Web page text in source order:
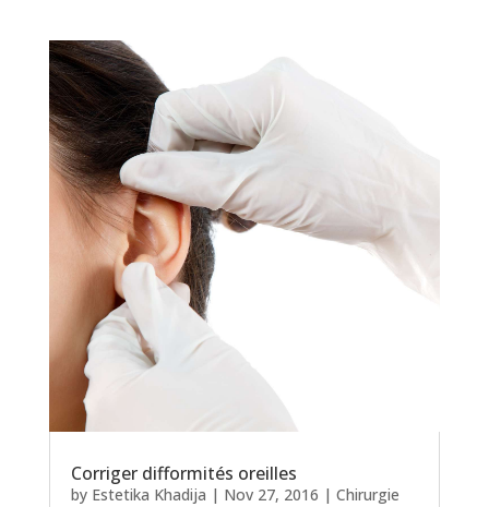
Corriger difformités oreilles
by Estetika Khadija | Nov 27, 2016 | Chirurgie